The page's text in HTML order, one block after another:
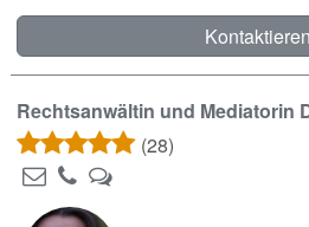
Kontaktieren
Rechtsanwältin und Mediatorin
(28)